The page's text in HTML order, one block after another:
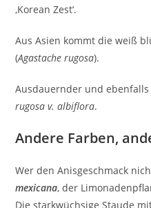
‚Korean Zest‘.
Aus Asien kommt die weiß
(Agastache rugosa).
Ausdauernder und
rugosa v. albiflora.
Andere Farben,
Wer den Anisgeschmack
mexicana, der
Die starkwüchsige Staude